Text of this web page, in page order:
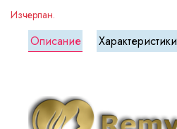
Изчерпан.
Описание Характеристики